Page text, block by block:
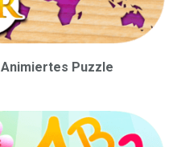
Animiertes Puzzle